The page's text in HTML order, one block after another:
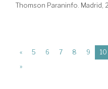
Thomson Paraninfo. Madrid,
« 5 6 7 8 9 10
»